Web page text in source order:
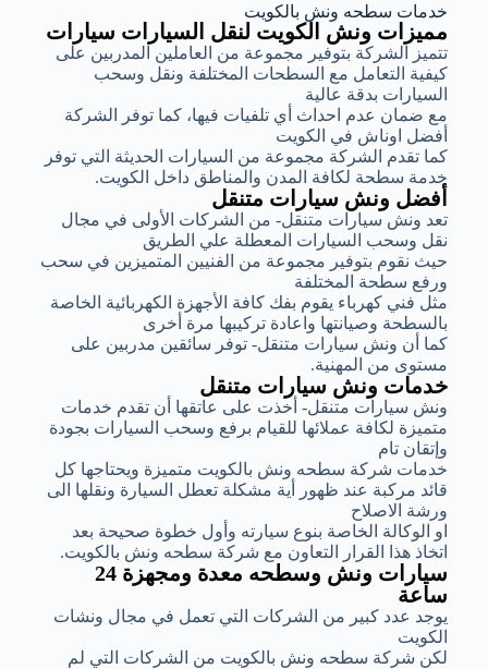
خدمات سطحه ونش بالكويت
مميزات ونش الكويت لنقل السيارات سيارات
تتميز الشركة بتوفير مجموعة من العاملين المدربين على
كيفية التعامل مع السطحات المختلفة ونقل وسحب
السيارات بدقة عالية
مع ضمان عدم احداث أي تلفيات فيها، كما توفر الشركة
أفضل اوناش في الكويت
كما تقدم الشركة مجموعة من السيارات الحديثة التي توفر
خدمة سطحة لكافة المدن والمناطق داخل الكويت.
أفضل ونش سيارات متنقل
تعد ونش سيارات متنقل- من الشركات الأولى في مجال
نقل وسحب السيارات المعطلة علي الطريق
حيث نقوم بتوفير مجموعة من الفنيين المتميزين في سحب
ورفع سطحة المختلفة
مثل فني كهرباء يقوم بفك كافة الأجهزة الكهربائية الخاصة
بالسطحة وصيانتها واعادة تركيبها مرة أخرى
كما أن ونش سيارات متنقل- توفر سائقين مدربين على
مستوى من المهنية.
خدمات ونش سيارات متنقل
ونش سيارات متنقل- أخذت على عاتقها أن تقدم خدمات
متميزة لكافة عملائها للقيام برفع وسحب السيارات بجودة
وإتقان تام
خدمات شركة سطحه ونش بالكويت متميزة ويحتاجها كل
قائد مركبة عند ظهور أية مشكلة تعطل السيارة ونقلها الى
ورشة الاصلاح
او الوكالة الخاصة بنوع سيارته وأول خطوة صحيحة بعد
اتخاذ هذا القرار التعاون مع شركة سطحه ونش بالكويت.
سيارات ونش وسطحه معدة ومجهزة 24
ساعة
يوجد عدد كبير من الشركات التي تعمل في مجال ونشات
الكويت
لكن شركة سطحه ونش بالكويت من الشركات التي لم